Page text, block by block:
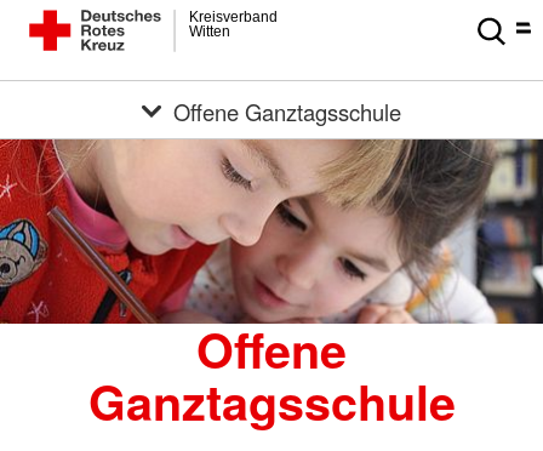
Witten
Kreisverband
Offene Ganztagsschule
Offene
Ganztagsschule